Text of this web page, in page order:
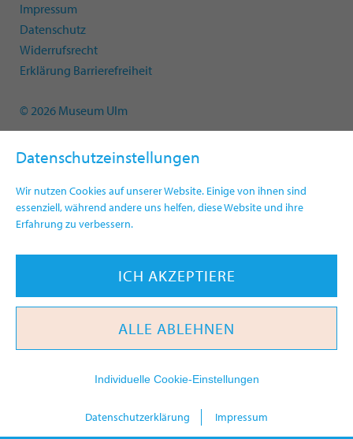
Datenschutzeinstellungen
Wir nutzen Cookies auf unserer Website. Einige von ihnen sind
essenziell, während andere uns helfen, diese Website und ihre
Erfahrung zu verbessern.
ICH AKZEPTIERE
ALLE ABLEHNEN
Individuelle Cookie-Einstellungen
Datenschutzerklärung Impressum
Impressum
Datenschutz
Widerrufsrecht
Erklärung Barrierefreiheit
© 2026 Museum Ulm